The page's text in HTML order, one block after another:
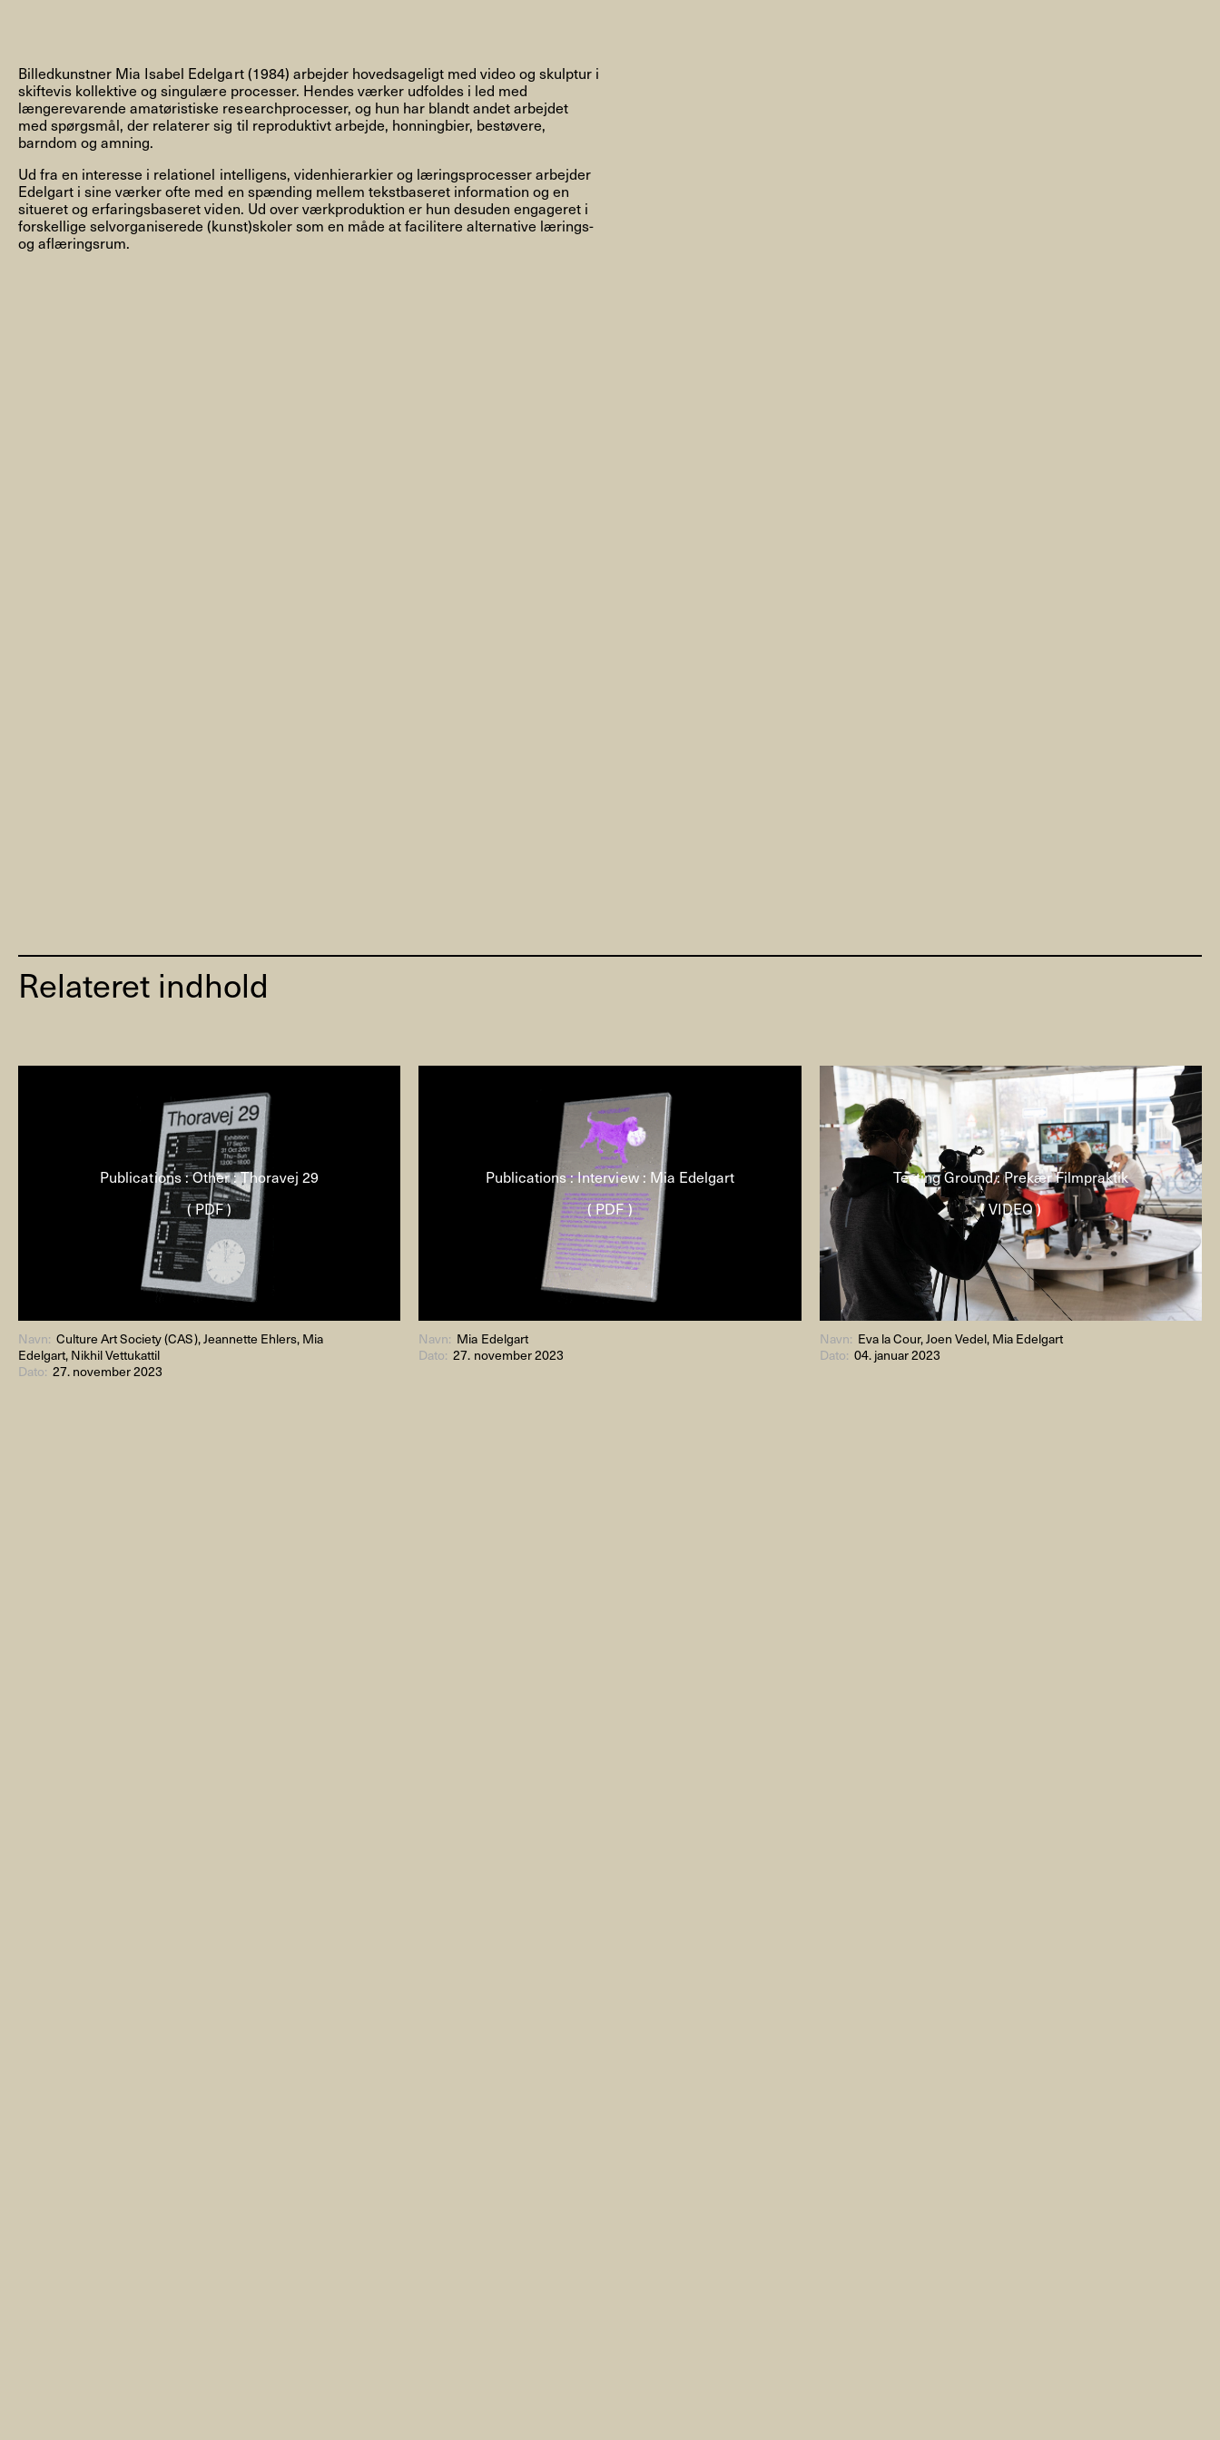
Om AHC
NYHEDSBREV
THORAVEJ 29, 2400 KØBENHAVN NV, DANMARK INFO@ARTHUBCOPENHAGEN.DK
Billedkunstner Mia Isabel Edelgart (1984) arbejder hovedsageligt med video og skulptur i
skiftevis kollektive og singulære processer. Hendes værker udfoldes i led med
længerevarende amatøristiske researchprocesser, og hun har blandt andet arbejdet
med spørgsmål, der relaterer sig til reproduktivt arbejde, honningbier, bestøvere,
barndom og amning.
Ud fra en interesse i relationel intelligens, videnhierarkier og læringsprocesser arbejder
Edelgart i sine værker ofte med en spænding mellem tekstbaseret information og en
situeret og erfaringsbaseret viden. Ud over værkproduktion er hun desuden engageret i
forskellige selvorganiserede (kunst)skoler som en måde at facilitere alternative lærings-
og aflæringsrum.
Relateret indhold
Publications : Other : Thoravej 29
( PDF )
Navn:Culture Art Society (CAS), Jeannette Ehlers, Mia
Edelgart, Nikhil Vettukattil
Dato:27. november 2023
Publications : Interview : Mia Edelgart
( PDF )
Navn: Mia Edelgart
Dato:27. november 2023
Testing Ground : Prekær Filmpraktik
( VIDEO )
Navn: Eva la Cour, Joen Vedel, Mia Edelgart
Dato: 04. januar 2023